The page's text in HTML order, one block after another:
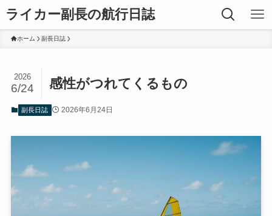
ライカー副長の航行日誌
ホーム 副長日誌
感性がつれてくるもの
2026
6/24
副長日誌 2026年6月24日